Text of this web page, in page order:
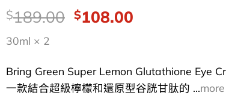
價
$189.00 Original
$189.00.
$108.00Current
$108.00.
30ml × 2
Bring Green Super Lemon Glutathione Eye
一款結合超級檸檬和還原型谷胱甘肽的 ...more